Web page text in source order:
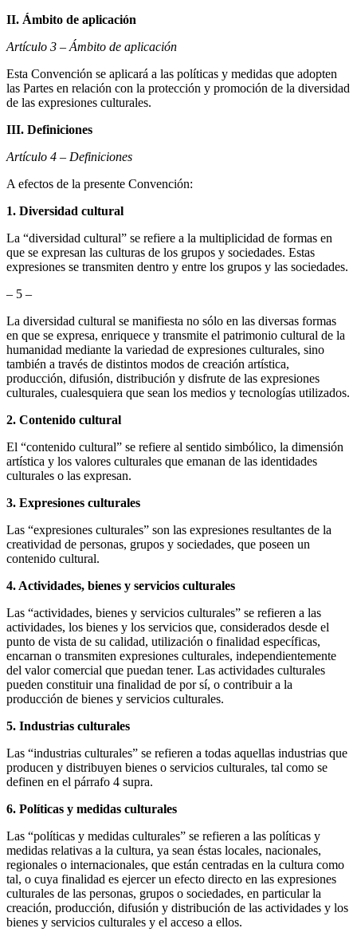
II. Ámbito de aplicación
Artículo 3 – Ámbito de aplicación
Esta Convención se aplicará a las políticas y medidas que adopten
las Partes en relación con la protección y promoción de la diversidad
de las expresiones culturales.
III. Definiciones
Artículo 4 – Definiciones
A efectos de la presente Convención:
1. Diversidad cultural
La “diversidad cultural” se refiere a la multiplicidad de formas en
que se expresan las culturas de los grupos y sociedades. Estas
expresiones se transmiten dentro y entre los grupos y las sociedades.
– 5 –
La diversidad cultural se manifiesta no sólo en las diversas formas
en que se expresa, enriquece y transmite el patrimonio cultural de la
humanidad mediante la variedad de expresiones culturales, sino
también a través de distintos modos de creación artística,
producción, difusión, distribución y disfrute de las expresiones
culturales, cualesquiera que sean los medios y tecnologías utilizados.
2. Contenido cultural
El “contenido cultural” se refiere al sentido simbólico, la dimensión
artística y los valores culturales que emanan de las identidades
culturales o las expresan.
3. Expresiones culturales
Las “expresiones culturales” son las expresiones resultantes de la
creatividad de personas, grupos y sociedades, que poseen un
contenido cultural.
4. Actividades, bienes y servicios culturales
Las “actividades, bienes y servicios culturales” se refieren a las
actividades, los bienes y los servicios que, considerados desde el
punto de vista de su calidad, utilización o finalidad específicas,
encarnan o transmiten expresiones culturales, independientemente
del valor comercial que puedan tener. Las actividades culturales
pueden constituir una finalidad de por sí, o contribuir a la
producción de bienes y servicios culturales.
5. Industrias culturales
Las “industrias culturales” se refieren a todas aquellas industrias que
producen y distribuyen bienes o servicios culturales, tal como se
definen en el párrafo 4 supra.
6. Políticas y medidas culturales
Las “políticas y medidas culturales” se refieren a las políticas y
medidas relativas a la cultura, ya sean éstas locales, nacionales,
regionales o internacionales, que están centradas en la cultura como
tal, o cuya finalidad es ejercer un efecto directo en las expresiones
culturales de las personas, grupos o sociedades, en particular la
creación, producción, difusión y distribución de las actividades y los
bienes y servicios culturales y el acceso a ellos.